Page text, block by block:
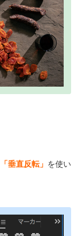
「垂直反転」 を使い